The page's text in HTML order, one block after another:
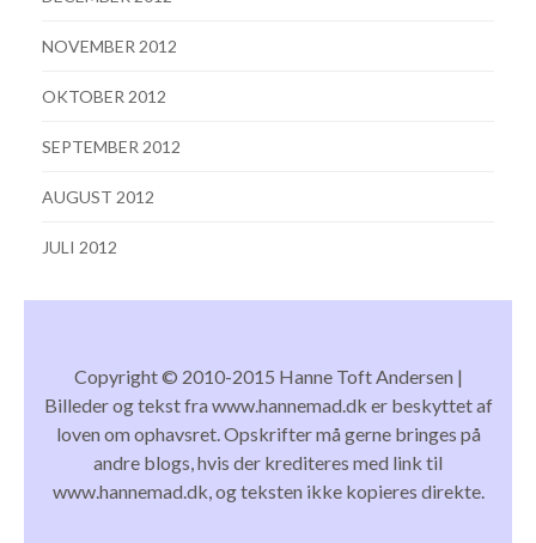
NOVEMBER 2012
OKTOBER 2012
SEPTEMBER 2012
AUGUST 2012
JULI 2012
Copyright © 2010-2015 Hanne Toft Andersen |
Billeder og tekst fra www.hannemad.dk er beskyttet af
loven om ophavsret. Opskrifter må gerne bringes på
andre blogs, hvis der krediteres med link til
www.hannemad.dk, og teksten ikke kopieres direkte.